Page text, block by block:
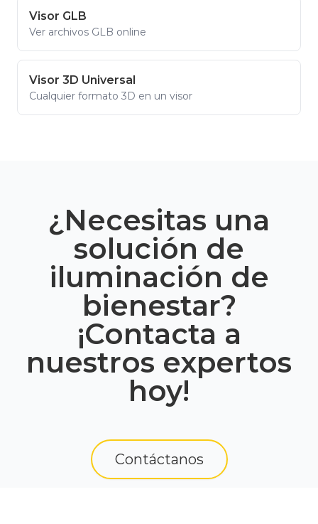
Visor GLB
Ver archivos GLB online
Visor 3D Universal
Cualquier formato 3D en un visor
¿Necesitas una
solución de
iluminación de
bienestar?
¡Contacta a
nuestros expertos
hoy!
Contáctanos